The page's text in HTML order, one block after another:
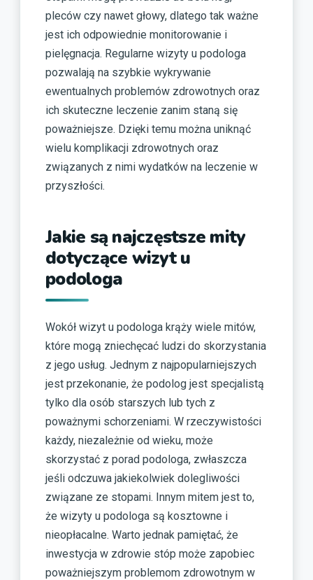
pleców czy nawet głowy, dlatego tak ważne
jest ich odpowiednie monitorowanie i
pielęgnacja. Regularne wizyty u podologa
pozwalają na szybkie wykrywanie
ewentualnych problemów zdrowotnych oraz
ich skuteczne leczenie zanim staną się
poważniejsze. Dzięki temu można uniknąć
wielu komplikacji zdrowotnych oraz
związanych z nimi wydatków na leczenie w
przyszłości.
Jakie są najczęstsze mity
dotyczące wizyt u
podologa
Wokół wizyt u podologa krąży wiele mitów,
które mogą zniechęcać ludzi do skorzystania
z jego usług. Jednym z najpopularniejszych
jest przekonanie, że podolog jest specjalistą
tylko dla osób starszych lub tych z
poważnymi schorzeniami. W rzeczywistości
każdy, niezależnie od wieku, może
skorzystać z porad podologa, zwłaszcza
jeśli odczuwa jakiekolwiek dolegliwości
związane ze stopami. Innym mitem jest to,
że wizyty u podologa są kosztowne i
nieopłacalne. Warto jednak pamiętać, że
inwestycja w zdrowie stóp może zapobiec
poważniejszym problemom zdrowotnym w